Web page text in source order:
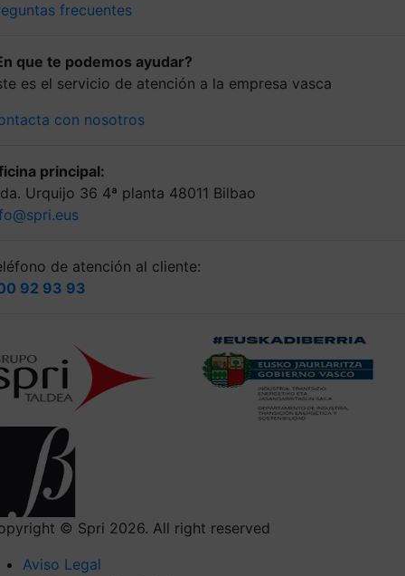
frecuentes
que te podemos ayudar?
es el servicio de atención a la empresa vasca
con nosotros
principal:
Urquijo 36 4ª planta 48011 Bilbao
de atención al cliente:
92 93 93
© Spri 2026. All right reserved
Aviso Legal